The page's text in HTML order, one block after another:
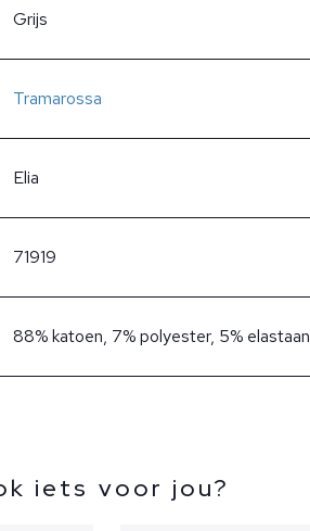
Grijs
Tramarossa
Elia
71919
88% katoen, 7% polyester, 5% elastaan
iets voor jou?